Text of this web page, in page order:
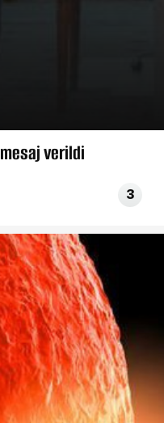
verildi
3